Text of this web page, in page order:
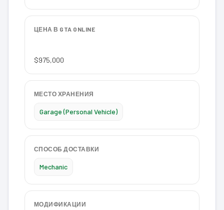
ЦЕНА В GTA ONLINE
$975,000
МЕСТО ХРАНЕНИЯ
Garage (Personal Vehicle)
СПОСОБ ДОСТАВКИ
Mechanic
МОДИФИКАЦИИ